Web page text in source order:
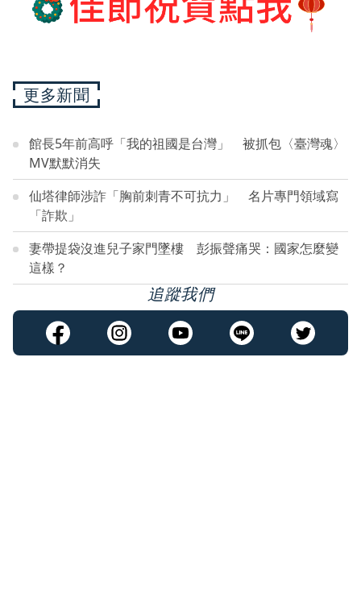
更多新聞
館長5年前高呼「我的祖國是台灣」 被抓包〈臺灣魂〉
MV默默消失
仙塔律師涉詐「胸前刺青不可抗力」 名片專門領域寫
「詐欺」
妻帶提袋沒進兒子家門墜樓 彭振聲痛哭：國家怎麼變
這樣？
追蹤我們